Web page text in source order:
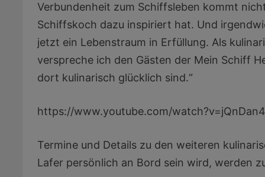
Verbundenheit zum Schiffsleben kommt
Schiffskoch dazu inspiriert hat. Und
jetzt ein Lebenstraum in Erfüllung. Als
verspreche ich den Gästen der Mein Schiff
dort kulinarisch glücklich sind.“
https://www.youtube.com/
Termine und Details zu den weiteren
Lafer persönlich an Bord sein wird, werden